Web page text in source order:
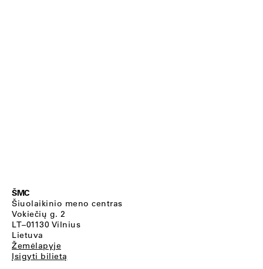
ŠMC
Šiuolaikinio meno centras
Vokiečių g. 2
LT–01130 Vilnius
Lietuva
Žemėlapyje
Įsigyti bilietą